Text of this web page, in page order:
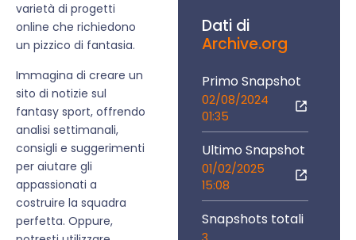
varietà di progetti
online che richiedono
un pizzico di fantasia.
Immagina di creare un
sito di notizie sul
fantasy sport, offrendo
analisi settimanali,
consigli e suggerimenti
per aiutare gli
appassionati a
costruire la squadra
perfetta. Oppure,
Dati di
Archive.org
Primo Snapshot
02/08/2024
01:35
Ultimo Snapshot
01/02/2025
15:08
Snapshots totali